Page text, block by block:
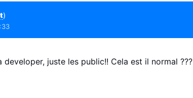
)
developer, juste les public!! Cela est il normal ???